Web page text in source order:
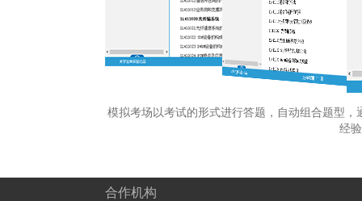
模拟考场以考试的形式进行答题，自动组合题型
经
合作机构